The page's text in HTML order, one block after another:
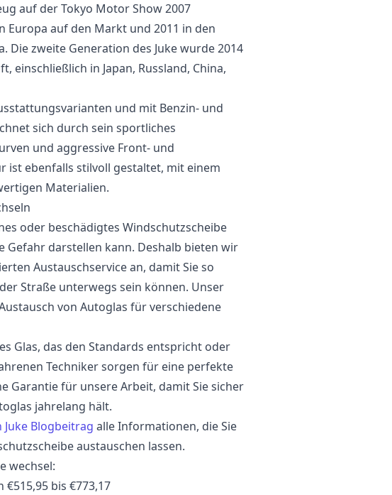
auf der Tokyo Motor Show 2007
Europa auf den Markt und 2011 in den
Die zweite Generation des Juke wurde 2014
einschließlich in Japan, Russland, China,
und mit Benzin- und
sich durch sein sportliches
und aggressive Front- und
ist ebenfalls stilvoll gestaltet, mit einem
Materialien.
oder beschädigtes Windschutzscheibe
Gefahr darstellen kann. Deshalb bieten wir
Austauschservice an, damit Sie so
Straße unterwegs sein können. Unser
von Autoglas für verschiedene
Glas, das den Standards entspricht oder
Techniker sorgen für eine perfekte
Garantie für unsere Arbeit, damit Sie sicher
jahrelang hält.
Juke Blogbeitrag alle Informationen, die Sie
austauschen lassen.
wechsel:
bis €773,17